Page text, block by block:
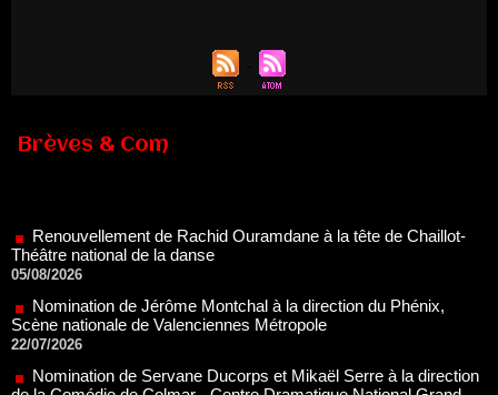
Brèves & Com
05/08/2026
Nomination de Jérôme Montchal à la direction du Phénix,
Scène nationale de Valenciennes Métropole
22/07/2026
Nomination de Servane Ducorps et Mikaël Serre à la direction
de la Comédie de Colmar - Centre Dramatique National Grand
07/07/2026